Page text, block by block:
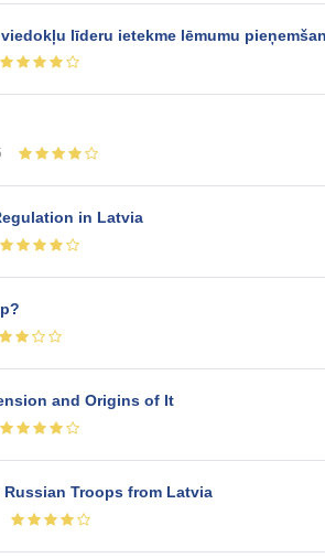
līderu ietekme lēmumu
in Latvia
and Origins of It
Troops from Latvia